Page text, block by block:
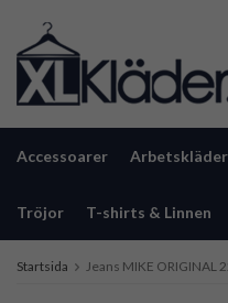
Accessoarer Arbetskläder
Tröjor T-shirts & Linnen
Startsida Jeans MIKE ORIGINAL